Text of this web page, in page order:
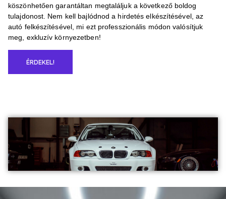
köszönhetően garantáltan megtaláljuk a következő boldog
tulajdonost. Nem kell bajlódnod a hirdetés elkészítésével, az
autó felkészítésével, mi ezt professzionális módon valósítjuk
meg, exkluzív környezetben!
ÉRDEKEL!